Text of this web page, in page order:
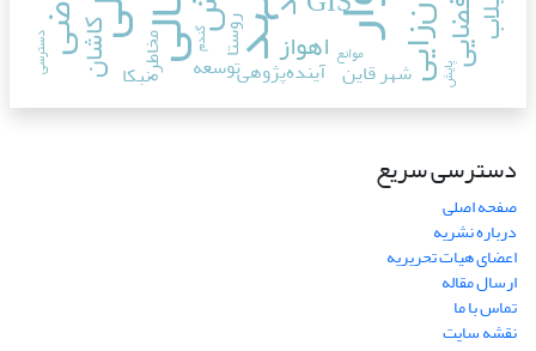
کاشان اهواز مخاطره آینده‌پژوهیتوسعه شهر قاین
روستا
نبکا پایش
گندم دسترسی موانع
دسترسی سریع
صفحه اصلی
درباره نشریه
اعضای هیات تحریریه
ارسال مقاله
تماس با ما
نقشه سایت